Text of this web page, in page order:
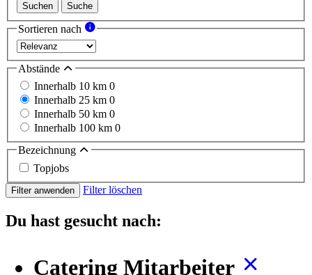
Suchen Suche
Sortieren nach
Abstände
Innerhalb 10 km 0
Innerhalb 25 km 0
Innerhalb 50 km 0
Innerhalb 100 km 0
Bezeichnung
Topjobs
Filter anwenden Filter löschen
Du hast gesucht nach:
Catering Mitarbeiter